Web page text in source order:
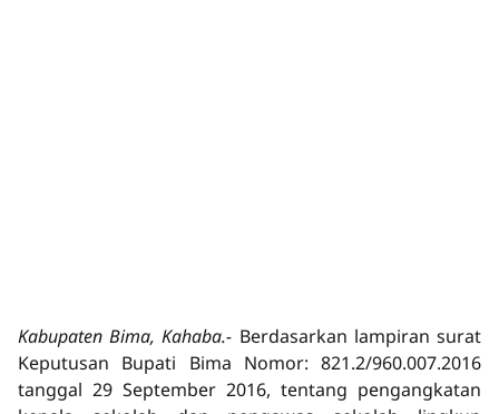
Kabupaten Bima, Kahaba.- Berdasarkan lampiran surat
Keputusan Bupati Bima Nomor: 821.2/960.007.2016
tanggal 29 September 2016, tentang pengangkatan